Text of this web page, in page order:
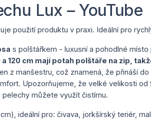
Lux – YouTube
použití produktu v praxi. Ideální pro
s polštářkem - luxusní a pohodlné místo
a 120 cm mají potah polštáře na zip,
z manšestru, což znamená, že přináší do
Upozorňujeme, že velké velikosti od
můžete využít čistírnu.
ideální pro: čivava, jorkšírský teriér,